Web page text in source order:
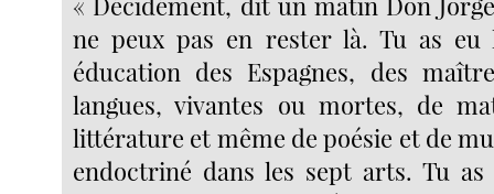
ne peux pas en rester là. Tu as
éducation des Espagnes, des
langues, vivantes ou mortes, de
littérature et même de poésie et de
endoctriné dans les sept arts. Tu